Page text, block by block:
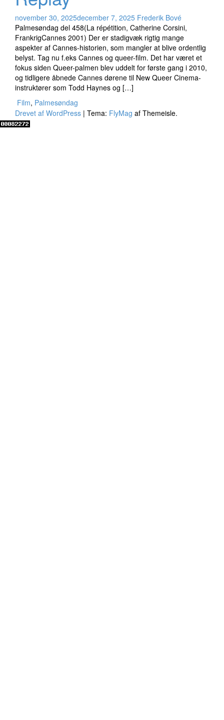
november 30, 2025december 7, 2025 Frederik Bové
Palmesøndag del 458(La répétition, Catherine Corsini,
FrankrigCannes 2001) Der er stadigvæk rigtig mange
aspekter af Cannes-historien, som mangler at blive ordentlig
belyst. Tag nu f.eks Cannes og queer-film. Det har været et
fokus siden Queer-palmen blev uddelt for første gang i 2010,
og tidligere åbnede Cannes dørene til New Queer Cinema-
instruktører som Todd Haynes og […]
Film, Palmesøndag
Drevet af WordPress | Tema: FlyMag af Themeisle.